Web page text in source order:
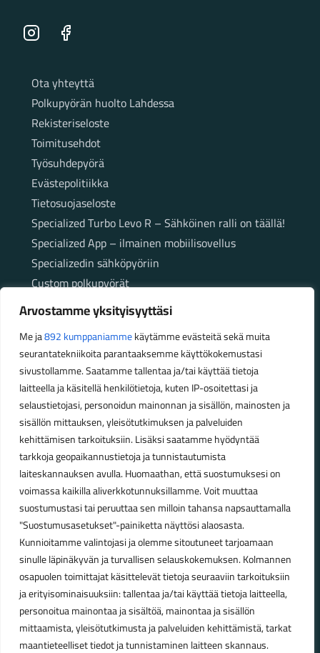
Arvostamme yksityisyyttäsi
Me ja892 kumppaniammekäytämme evästeitä sekä muita
seurantatekniikoita parantaaksemme käyttökokemustasi
sivustollamme. Saatamme tallentaa ja/tai käyttää tietoja
laitteella ja käsitellä henkilötietoja, kuten IP-osoitettasi ja
selaustietojasi, personoidun mainonnan ja sisällön, mainosten ja
sisällön mittauksen, yleisötutkimuksen ja palveluiden
kehittämisen tarkoituksiin. Lisäksi saatamme hyödyntää
tarkkoja geopaikannustietoja ja tunnistautumista
laiteskannauksen avulla. Huomaathan, että suostumuksesi on
voimassa kaikilla aliverkkotunnuksillamme. Voit muuttaa
suostumustasi tai peruuttaa sen milloin tahansa napsauttamalla
"Suostumusasetukset"-painiketta näyttösi alaosasta.
Kunnioitamme valintojasi ja olemme sitoutuneet tarjoamaan
sinulle läpinäkyvän ja turvallisen selauskokemuksen. Kolmannen
osapuolen toimittajat käsittelevät tietoja seuraaviin tarkoituksiin
ja erityisominaisuuksiin: tallentaa ja/tai käyttää tietoja laitteella,
personoitua mainontaa ja sisältöä, mainontaa ja sisällön
mittaamista, yleisötutkimusta ja palveluiden kehittämistä, tarkat
maantieteelliset tiedot ja tunnistaminen laitteen skannaus.
Instagram Facebook
SivutOta yhteyttä
Polkupyörän huolto Lahdessa
Rekisteriseloste
Toimitusehdot
Työsuhdepyörä
Evästepolitiikka
Tietosuojaseloste
Specialized Turbo Levo R – Sähköinen ralli on täällä!
Specialized App – ilmainen mobiilisovellus
Specializedin sähköpyöriin
Custom polkupyörät
Fatbikellä helppoa ja huoletonta etenemistä
maastossa
Aukioloajat
Talvikauden aukioloajat (1.10.2025 – 28.2.2026)
Ma-Pe 10-18
La 10-14
Kesäkauden aukioloajat (1.3.2026 – 30.9.2026)
Ma-Pe 10-18
La 9-15
Poikkeavat aukioloajat:
Pyhäinpäivä lauantai 31.10. – suljettu
© Lahden Polkupyörähuolto - 2026